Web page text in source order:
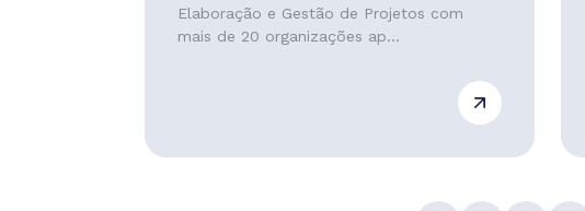
Elaboração e Gestão de Projetos com
mais de 20 organizações ap...